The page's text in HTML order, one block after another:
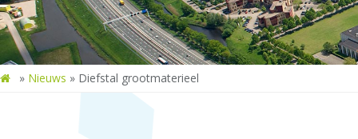
» Nieuws » Diefstal grootmaterieel